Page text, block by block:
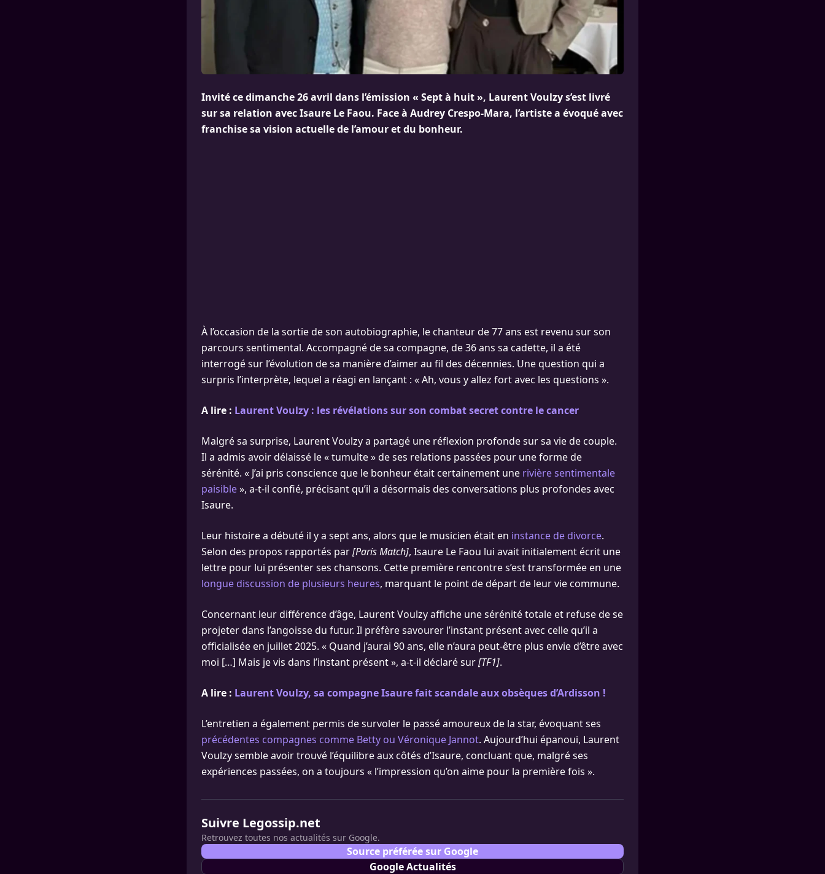
Invité ce dimanche 26 avril dans l’émission « Sept à huit », Laurent Voulzy s’est livré
sur sa relation avec Isaure Le Faou. Face à Audrey Crespo-Mara, l’artiste a évoqué avec
franchise sa vision actuelle de l’amour et du bonheur.
À l’occasion de la sortie de son autobiographie, le chanteur de 77 ans est revenu sur son
parcours sentimental. Accompagné de sa compagne, de 36 ans sa cadette, il a été
interrogé sur l’évolution de sa manière d’aimer au fil des décennies. Une question qui a
surpris l’interprète, lequel a réagi en lançant : « Ah, vous y allez fort avec les questions ».
A lire : Laurent Voulzy : les révélations sur son combat secret contre le cancer
Malgré sa surprise, Laurent Voulzy a partagé une réflexion profonde sur sa vie de couple.
Il a admis avoir délaissé le « tumulte » de ses relations passées pour une forme de
sérénité. « J’ai pris conscience que le bonheur était certainement une rivière sentimentale
paisible», a-t-il confié, précisant qu’il a désormais des conversations plus profondes avec
Isaure.
Leur histoire a débuté il y a sept ans, alors que le musicien était en instance de divorce.
Selon des propos rapportés par[Paris Match], Isaure Le Faou lui avait initialement écrit une
lettre pour lui présenter ses chansons. Cette première rencontre s’est transformée en une
longue discussion de plusieurs heures, marquant le point de départ de leur vie commune.
Concernant leur différence d’âge, Laurent Voulzy affiche une sérénité totale et refuse de se
projeter dans l’angoisse du futur. Il préfère savourer l’instant présent avec celle qu’il a
officialisée en juillet 2025. « Quand j’aurai 90 ans, elle n’aura peut-être plus envie d’être avec
moi […] Mais je vis dans l’instant présent », a-t-il déclaré sur[TF1].
A lire : Laurent Voulzy, sa compagne Isaure fait scandale aux obsèques d’Ardisson !
L’entretien a également permis de survoler le passé amoureux de la star, évoquant ses
précédentes compagnes comme Betty ou Véronique Jannot. Aujourd’hui épanoui, Laurent
Voulzy semble avoir trouvé l’équilibre aux côtés d’Isaure, concluant que, malgré ses
expériences passées, on a toujours « l’impression qu’on aime pour la première fois ».
Suivre Legossip.net
Retrouvez toutes nos actualités sur Google.
Source préférée sur Google
Google Actualités